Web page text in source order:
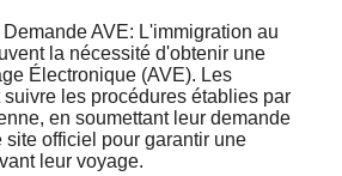
AVE: L'immigration au
la nécessité d'obtenir une
Électronique (AVE). Les
les procédures établies par
en soumettant leur demande
officiel pour garantir une
leur voyage.